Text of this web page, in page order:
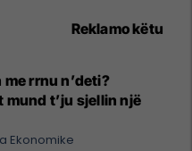
Reklamo këtu
me rrnu n’deti?
mund t’ju sjellin një
Ekonomike